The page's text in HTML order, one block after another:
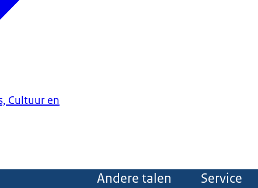
Cultuur en
Andere talen Service